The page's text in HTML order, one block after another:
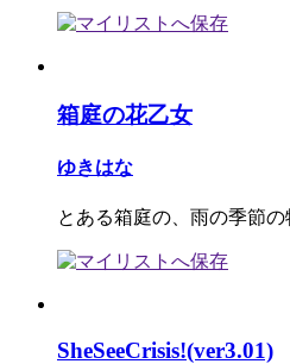
箱庭の花乙女
ゆきはな
とある箱庭の、雨の季節の
SheSeeCrisis!(ver3.01)